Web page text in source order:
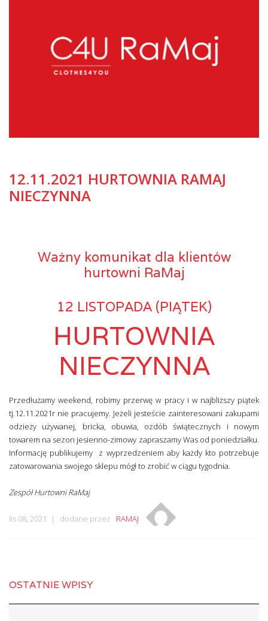
12.11.2021 HURTOWNIA RAMAJ
NIECZYNNA
Ważny komunikat dla klientów
hurtowni RaMaj
12 LISTOPADA (PIĄTEK)
HURTOWNIA
NIECZYNNA
Przedłużamy weekend, robimy przerwę w pracy i w najbliższy piątek
tj.12.11.2021r nie pracujemy. Jeżeli jesteście zainteresowani zakupami
odzieży używanej, bricka, obuwia, ozdób świątecznych i nowym
towarem na sezon jesienno-zimowy zapraszamy Was od poniedziałku.
Informację publikujemy z wyprzedzeniem aby każdy kto potrzebuje
zatowarowania swojego sklepu mógł to zrobić w ciągu tygodnia.
Zespół Hurtowni RaMaj
lis 08, 2021 dodane przez RAMAJ
OSTATNIE WPISY